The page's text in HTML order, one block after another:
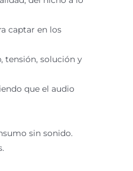
captar en los
tensión, solución y
que el audio
sin sonido.